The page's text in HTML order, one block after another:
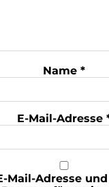
Name *
E-Mail-Adresse
Mail-Adresse